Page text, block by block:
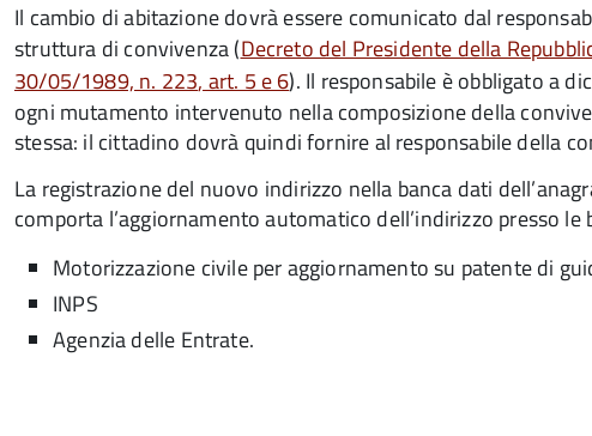
Il cambio di abitazione dovrà essere comunicato dal
struttura di convivenza (Decreto del Presidente della
30/05/1989, n. 223, art. 5 e 6). Il responsabile è obbligato a
ogni mutamento intervenuto nella composizione della
stessa: il cittadino dovrà quindi fornire al responsabile della
La registrazione del nuovo indirizzo nella banca dati
comporta l’aggiornamento automatico dell’indirizzo presso
Motorizzazione civile per aggiornamento su patente di
INPS
Agenzia delle Entrate.